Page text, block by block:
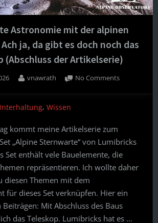
Astronomie mit der alpinen
ja, da gibt es doch noch das
(Abschluss der Artikelserie)
By
vnawrath No Commentson
Sternwarte:
Ach
ja,
es
doch
noch
,Wissen
kommt meine Artikelserie zum
„Alpine Sternwarte“ von Lumibricks
Set enthält vele Bauelemente, die
repräsentieren. Ich wollte daher
diesen Themen mit dem
für dieses Set verknüpfen. Hier ein
Mit Abschluss des Baus
das Teleskop. Lumibricks hat es …